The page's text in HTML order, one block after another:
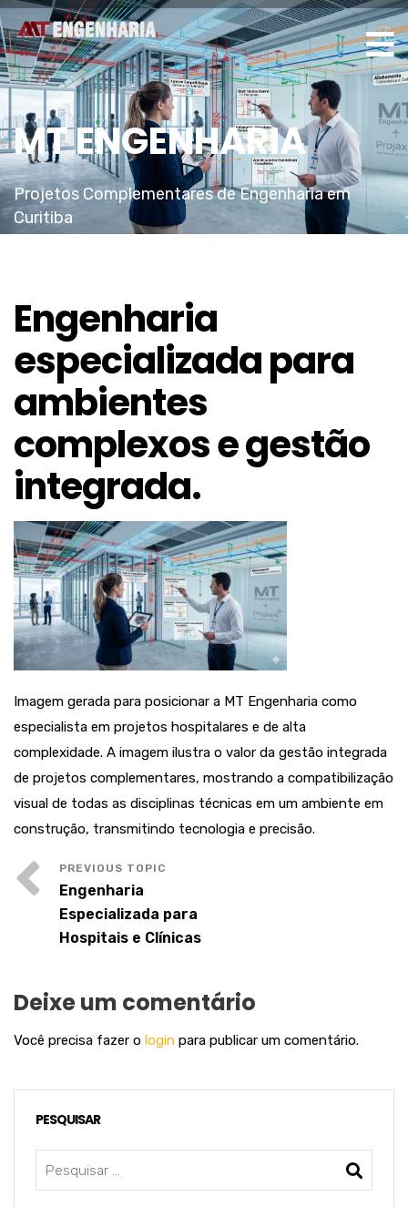
MT ENGENHARIA
Projetos Complementares de Engenharia em
Curitiba
Engenharia
especializada para
ambientes
complexos e gestão
integrada.
Imagem gerada para posicionar a MT Engenharia como
especialista em projetos hospitalares e de alta
complexidade. A imagem ilustra o valor da gestão integrada
de projetos complementares, mostrando a compatibilização
visual de todas as disciplinas técnicas em um ambiente em
construção, transmitindo tecnologia e precisão.
Engenharia
Especializada para
Hospitais e Clínicas
Deixe um comentário
Você precisa fazer o login para publicar um comentário.
PESQUISAR